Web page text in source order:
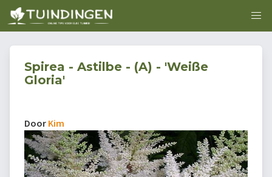
Spirea - Astilbe - (A) - 'Weiße
Gloria'
Door Kim